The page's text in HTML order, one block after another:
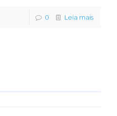
0 Leia mais